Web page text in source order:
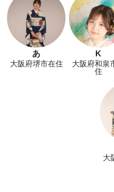
あ
大阪府堺市在住
K
大阪府和泉
住
大